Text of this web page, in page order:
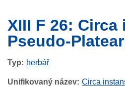
XIII F 26: Circa
Pseudo-
Typ herbář
Unifikovaný název Circa